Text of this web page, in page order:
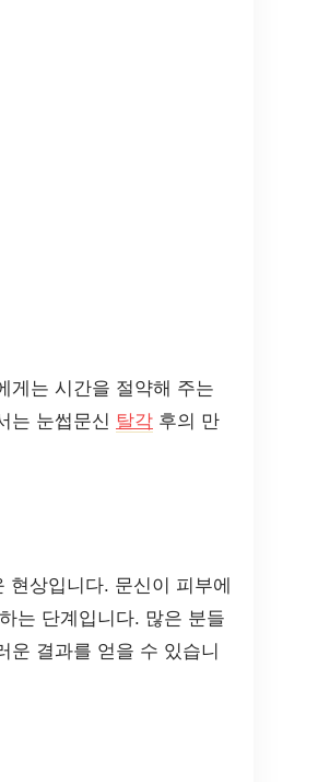
게는 시간을 절약해 주는
는 눈썹문신 탈각 후의 만
현상입니다. 문신이 피부에
는 단계입니다. 많은 분들
운 결과를 얻을 수 있습니